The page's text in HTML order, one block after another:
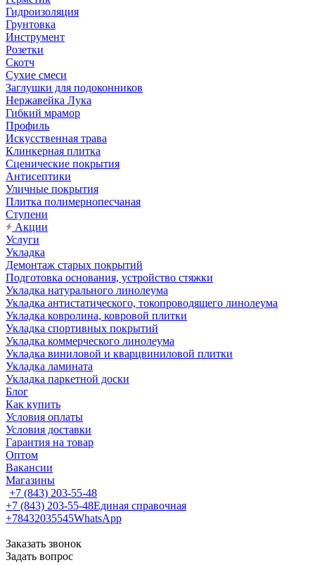
Гидроизоляция
Грунтовка
Инструмент
Розетки
Скотч
Сухие смеси
Заглушки для подоконников
Нержавейка Лука
Гибкий мрамор
Профиль
Искусственная трава
Клинкерная плитка
Сценические покрытия
Антисептики
Уличные покрытия
Плитка полимернопесчаная
Ступени
Акции
Услуги
Укладка
Демонтаж старых покрытий
Подготовка основания, устройство стяжки
Укладка натурального линолеума
Укладка антистатического, токопроводящего линолеума
Укладка ковролина, ковровой плитки
Укладка спортивных покрытий
Укладка коммерческого линолеума
Укладка виниловой и кварцвиниловой плитки
Укладка ламината
Укладка паркетной доски
Блог
Как купить
Условия оплаты
Условия доставки
Гарантия на товар
Оптом
Вакансии
Магазины
+7 (843) 203-55-48
+7 (843) 203-55-48Единая справочная
+78432035545WhatsApp
Заказать звонок
Задать вопрос